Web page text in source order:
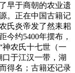
早于商朝的农业遗
。正在中国古籍记
氏炎帝发了然耒耜
今约5400年摆布，
神农氏十七世（一
于江汉一带，湖
得名；古籍还记录